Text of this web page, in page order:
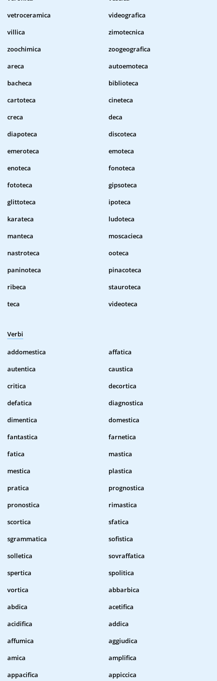
vetroceramica
videografica
villica
zimotecnica
zoochimica
zoogeografica
areca
autoemoteca
bacheca
biblioteca
cartoteca
cineteca
creca
deca
diapoteca
discoteca
emeroteca
emoteca
enoteca
fonoteca
fototeca
gipsoteca
glittoteca
ipoteca
karateca
ludoteca
manteca
moscacieca
nastroteca
ooteca
paninoteca
pinacoteca
ribeca
stauroteca
teca
videoteca
Verbi
addomestica
affatica
autentica
caustica
critica
decortica
defatica
diagnostica
dimentica
domestica
fantastica
farnetica
fatica
mastica
mestica
plastica
pratica
prognostica
pronostica
rimastica
scortica
sfatica
sgrammatica
sofistica
solletica
sovraffatica
spertica
spolitica
vortica
abbarbica
abdica
acetifica
acidifica
addica
affumica
aggiudica
amica
amplifica
appacifica
appiccica